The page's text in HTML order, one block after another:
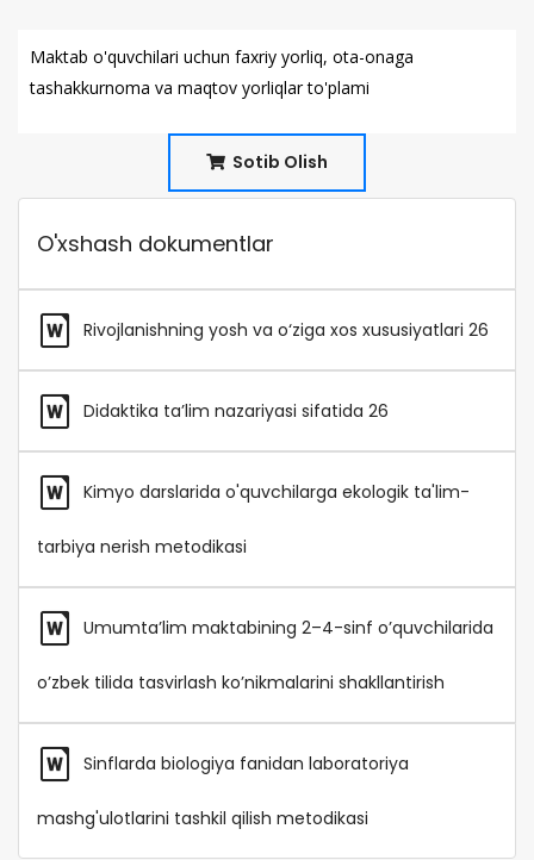
Maktab o'quvchilari uchun faxriy yorliq, ota-onaga
tashakkurnoma va maqtov yorliqlar to'plami
Sotib Olish
O'xshash dokumentlar
Rivojlanishning yosh va o‘ziga xos xususiyatlari 26
Didaktika ta’lim nazariyasi sifatida 26
Kimyo darslarida o'quvchilarga ekologik ta'lim-
tarbiya nerish metodikasi
Umumta’lim maktabining 2–4-sinf o’quvchilarida
o’zbek tilida tasvirlash ko’nikmalarini shakllantirish
Sinflarda biologiya fanidan laboratoriya
mashg'ulotlarini tashkil qilish metodikasi